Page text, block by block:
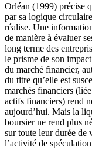
Orléan (1999) précise
par sa logique
réalise. Une
de manière à évaluer
long terme des
le prisme de son
du marché financier,
du titre qu’elle est
marchés financiers
actifs financiers) rend
aujourd’hui. Mais la
boursier ne rend plus
sur toute leur durée de
l’activité de